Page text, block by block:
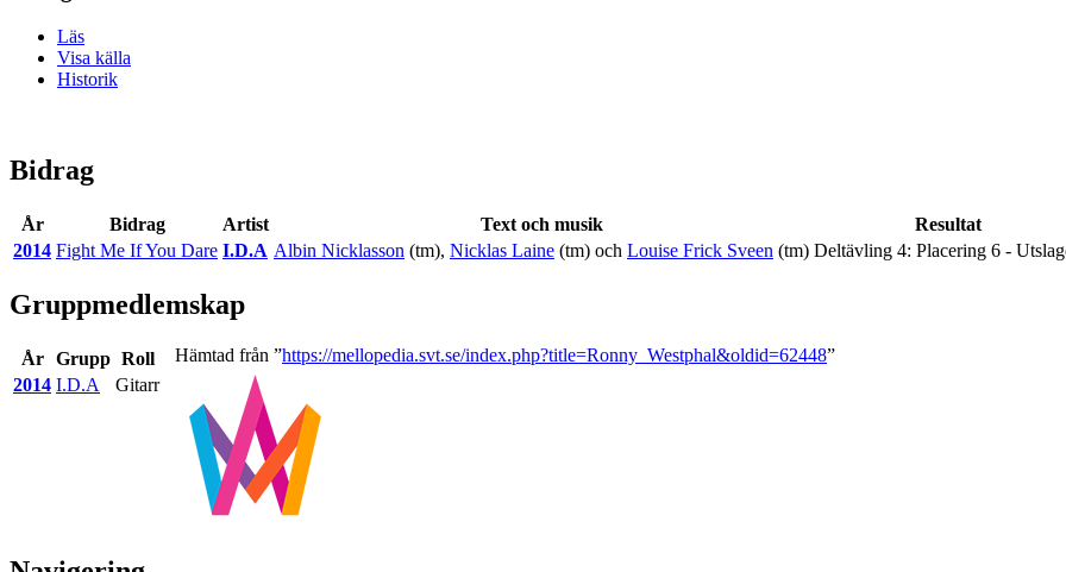
Läs
Visa källa
Historik
Bidrag
År Bidrag Artist Text och musik
Resultat
2014 Fight Me If You Dare I.D.A Albin Nicklasson (tm), Nicklas Laine (tm) och Louise Frick Sveen (tm) Deltävling 4: Placering 6 -
Gruppmedlemskap
År Grupp Roll
2014 I.D.A Gitarr
Hämtad från ”https://mellopedia.svt.se/index.php?title=Ronny_Westphal&oldid=62448”